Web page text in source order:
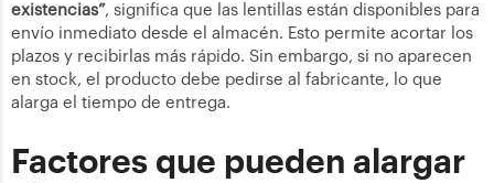
existencias”, significa que las lentillas están disponibles para
envío inmediato desde el almacén. Esto permite acortar los
plazos y recibirlas más rápido. Sin embargo, si no aparecen
en stock, el producto debe pedirse al fabricante, lo que
alarga el tiempo de entrega.
Factores que pueden alargar